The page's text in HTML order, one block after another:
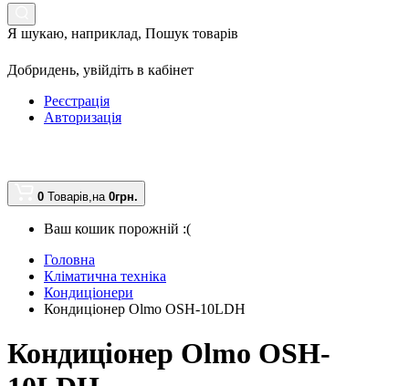
Я шукаю, наприклад, Пошук товарів
Добридень, увійдіть в кабінет
Реєстрація
Авторизація
0 Товарів,на 0грн.
Ваш кошик порожній :(
Головна
Кліматична техніка
Кондиціонери
Кондиціонер Olmo OSH-10LDH
Кондиціонер Olmo OSH-